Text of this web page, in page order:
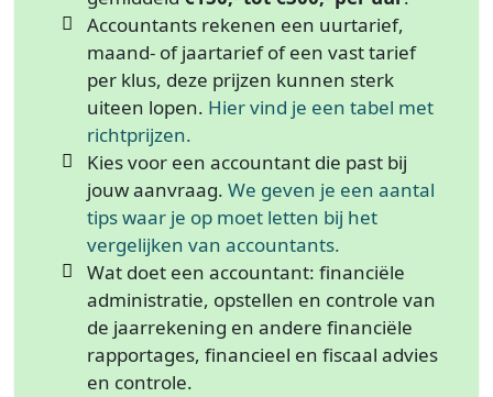
Accountants rekenen een uurtarief,
maand- of jaartarief of een vast tarief
per klus, deze prijzen kunnen sterk
uiteen lopen. Hier vind je een tabel met
richtprijzen.
Kies voor een accountant die past bij
jouw aanvraag.We geven je een aantal
tips waar je op moet letten bij het
vergelijken van accountants.
Wat doet een accountant: financiële
administratie, opstellen en controle van
de jaarrekening en andere financiële
rapportages, financieel en fiscaal advies
en controle.